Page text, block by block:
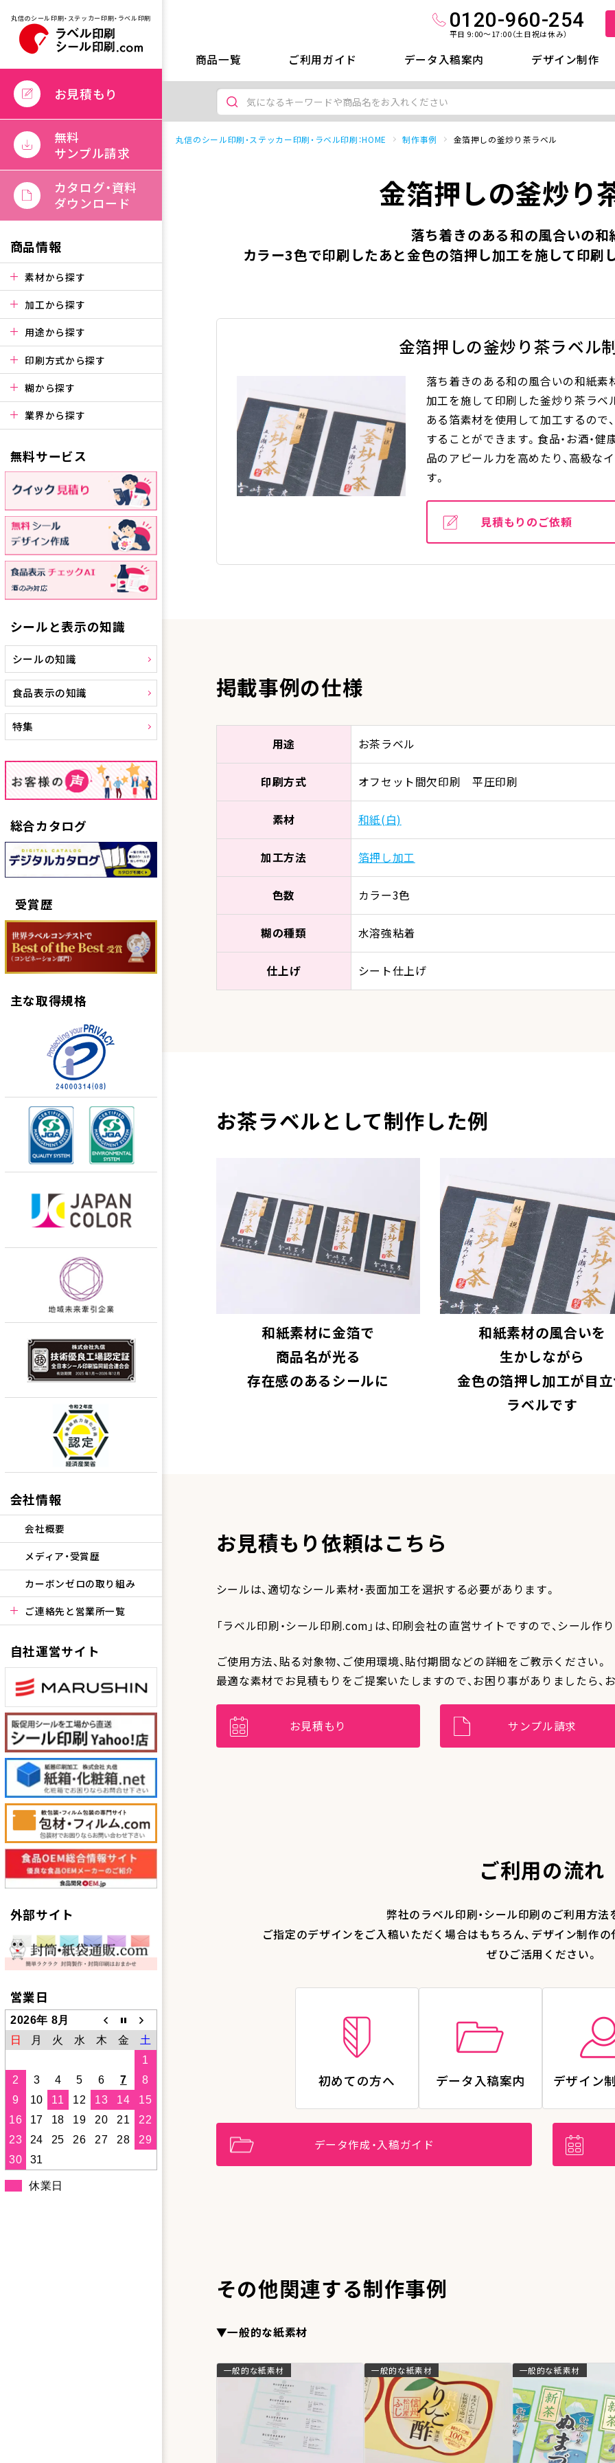
丸信のシール印刷・ステッカー印刷・ラベル印刷 0120-960-254
平日 9:00～17:00（土日祝は休み）
商品一覧 ご利用ガイド データ入稿案内 デザイン制作
お見積もり
無料
サンプル請求
カタログ・資料
ダウンロード
商品情報
素材から探す
加工から探す
用途から探す
印刷方式から探す
糊から探す
業界から探す
無料サービス
シールと表示の知識
シールの知識
食品表示の知識
特集
総合カタログ
受賞歴
主な取得規格
会社情報
会社概要
メディア・受賞歴
カーボンゼロの取り組み
ご連絡先と営業所一覧
自社運営サイト
外部サイト
営業日
2026年 8月
日
月 火 水 木 金
土
1
2
3 4 5 6 7
8
9
10 11 12 13 14
15
16
17 18 19 20 21
22
23
24 25 26 27 28
29
30
31
休業日
丸信のシール印刷・ステッカー印刷・ラベル印刷：HOME 制作事例 金箔押しの釜炒り茶ラベル
金箔押しの釜炒り
落ち着きのある和の風合いの和
カラー3色で印刷したあと金色の箔押し加工を施して印刷
金箔押しの釜炒り茶ラベル
落ち着きのある和の風合いの和紙素
加工を施して印刷した釜炒り茶ラベ
ある箔素材を使用して加工するので
することができます。食品・お酒・
品のアピール力を高めたり、高級な
す。
見積もりのご依頼
掲載事例の仕様
用途 お茶ラベル
印刷方式 オフセット間欠印刷 平圧印刷
素材 和紙(白)
加工方法 箔押し加工
色数 カラー3色
糊の種類 水溶強粘着
仕上げ シート仕上げ
お茶ラベルとして制作した例
和紙素材に金箔で
商品名が光る
存在感のあるシールに
和紙素材の風合いを
生かしながら
金色の箔押し加工が目
ラベルです
お見積もり依頼はこちら
シールは、適切なシール素材・表面加工を選択する必要があります。
「ラベル印刷・シール印刷.com」は、印刷会社の直営サイトですので、シール
ご使用方法、貼る対象物、ご使用環境、貼付期間などの詳細をご教示ください。
最適な素材でお見積もりをご提案いたしますので、お困り事がありましたら、
お見積もり サンプル請求
ご利用の流れ
弊社のラベル印刷・シール印刷のご利用方法
ご指定のデザインをご入稿いただく場合はもちろん、デザイン制作
ぜひご活用ください。
初めての方へ データ入稿案内 デザイン
データ作成・入稿ガイド
その他関連する制作事例
▼一般的な紙素材
一般的な紙素材 一般的な紙素材 一般的な紙素材